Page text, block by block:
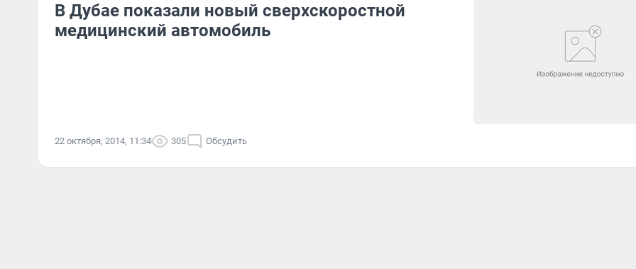
В Дубае показали новый сверхскоростной
медицинский автомобиль
22 октября, 2014, 11:34 305 Обсудить